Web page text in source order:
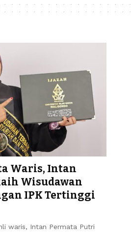
Waris, Intan
Wisudawan
IPK Tertinggi
waris, Intan Permata Putri